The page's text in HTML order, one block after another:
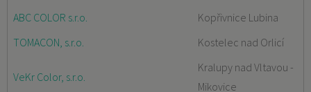
ABC COLOR s.r.o.
Kopřivnice Lubina
TOMACON, s.r.o.
Kostelec nad Orlicí
VeKr Color, s.r.o.
Kralupy nad Vltavou -
Mikovice